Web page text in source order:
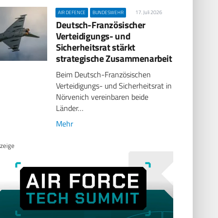
AIR DEFENCE BUNDESWEHR 17. Juli 2026
Deutsch-Französischer
Verteidigungs- und
Sicherheitsrat stärkt
strategische Zusammenarbeit
Beim Deutsch-Französischen
Verteidigungs- und Sicherheitsrat in
Nörvenich vereinbaren beide
Länder…
Mehr